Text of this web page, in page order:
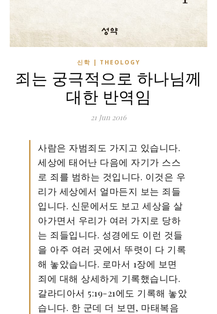
신학 | THEOLOGY
죄는 궁극적으로 하나님께
대한 반역임
21 Jun 2016
사람은 자범죄도 가지고 있습니다.
세상에 태어난 다음에 자기가 스스
로 죄를 범하는 것입니다. 이것은 우
리가 세상에서 얼마든지 보는 죄들
입니다. 신문에서도 보고 세상을 살
아가면서 우리가 여러 가지로 당하
는 죄들입니다. 성경에도 이런 것들
을 아주 여러 곳에서 뚜렷이 다 기록
해 놓았습니다. 로마서 1장에 보면
죄에 대해 상세하게 기록했습니다.
갈라디아서 5:19-21에도 기록해 놓았
습니다. 한 군데 더 보면, 마태복음